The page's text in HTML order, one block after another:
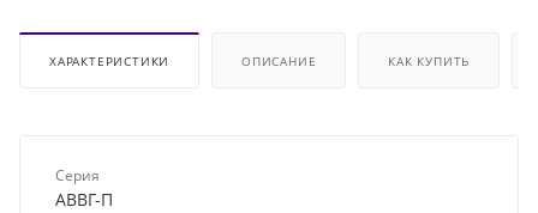
ХАРАКТЕРИСТИКИ ОПИСАНИЕ КАК КУПИТЬ
Серия
АВВГ-П